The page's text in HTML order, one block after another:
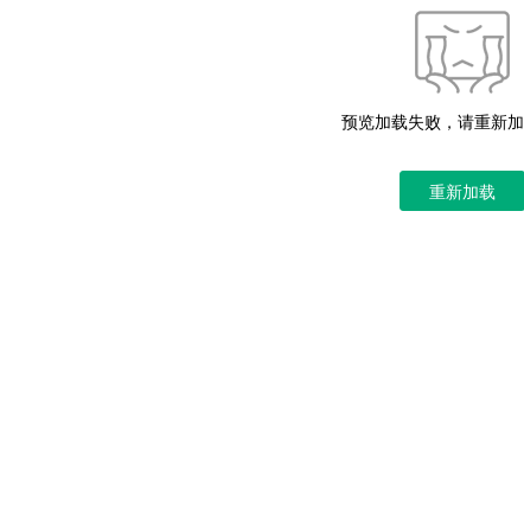
预览加载失败，请重新
重新加载